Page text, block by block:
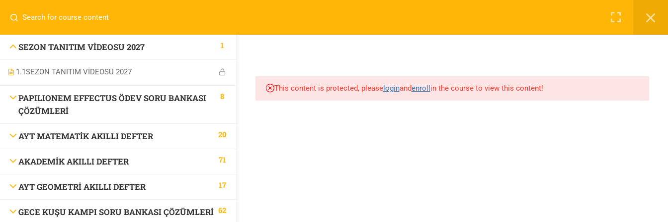
İletişim: 0 536 360 68 27 Login
SEZON TANITIM VİDEOSU 2027 1
1.1SEZON TANITIM VİDEOSU 2027
PAPILIONEM EFFECTUS ÖDEV SORU BANKASI
ÇÖZÜMLERİ
8
AYT MATEMATİK AKILLI DEFTER 20
AKADEMİK AKILLI DEFTER 71
AYT GEOMETRİ AKILLI DEFTER 17
GECE KUŞU KAMPI SORU BANKASI ÇÖZÜMLERİ 62
This content is protected, pleaseloginandenroll in the course to view this content!
Company
ÖABT Matematik 2027 Kayıt
İletişim
Links
Derslerimiz
OABT Matematik